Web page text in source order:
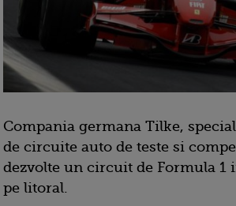
Compania germana Tilke,
de circuite auto de teste si
dezvolte un circuit de Formula 1
pe litoral.